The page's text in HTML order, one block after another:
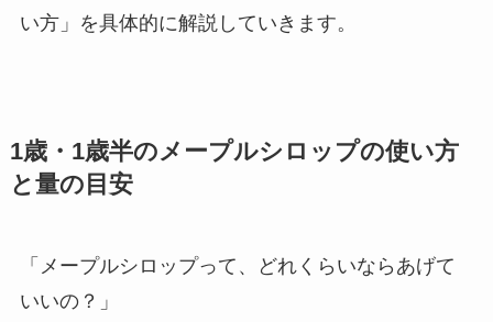
い方」を具体的に解説していきます。
1歳・1歳半のメープルシロップの使い方
と量の目安
「メープルシロップって、どれくらいならあげて
いいの？」